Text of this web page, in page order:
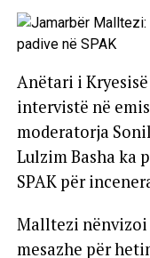
Anëtari i
intervistë në
moderatorja
Lulzim Basha ka
SPAK për
Malltezi nënvizoi
mesazhe për